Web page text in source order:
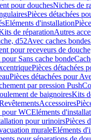
pour douchesNiches de
Pièces détachées
Eléments d'installation
de réparationAutres
d52Avec caches bondes
pour receveurs de
pour Sans cache bonde
Pièces détachées
Pièces détachées pour
par pression
de baignoiresKits
Accessoires
pour WCEléments
pour urinoirsPièces
muraleEléments